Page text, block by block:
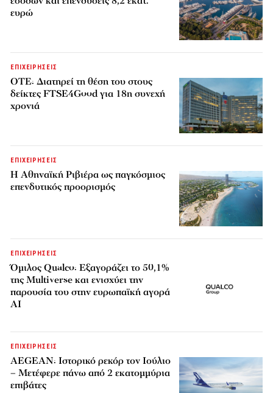
ευρώ
ΕΠΙΧΕΙΡΗΣΕΙΣ
ΟΤΕ: Διατηρεί τη θέση του στους
δείκτες FTSE4Good για 18η συνεχή
χρονιά
ΕΠΙΧΕΙΡΗΣΕΙΣ
Η Αθηναϊκή Ριβιέρα ως παγκόσμιος
επενδυτικός προορισμός
ΕΠΙΧΕΙΡΗΣΕΙΣ
Όμιλος Qualco: Εξαγοράζει το 50,1%
της Multiverse και ενισχύει την
παρουσία του στην ευρωπαϊκή αγορά
AI
ΕΠΙΧΕΙΡΗΣΕΙΣ
AEGEAN: Ιστορικό ρεκόρ τον Ιούλιο
– Μετέφερε πάνω από 2 εκατομμύρια
επιβάτες